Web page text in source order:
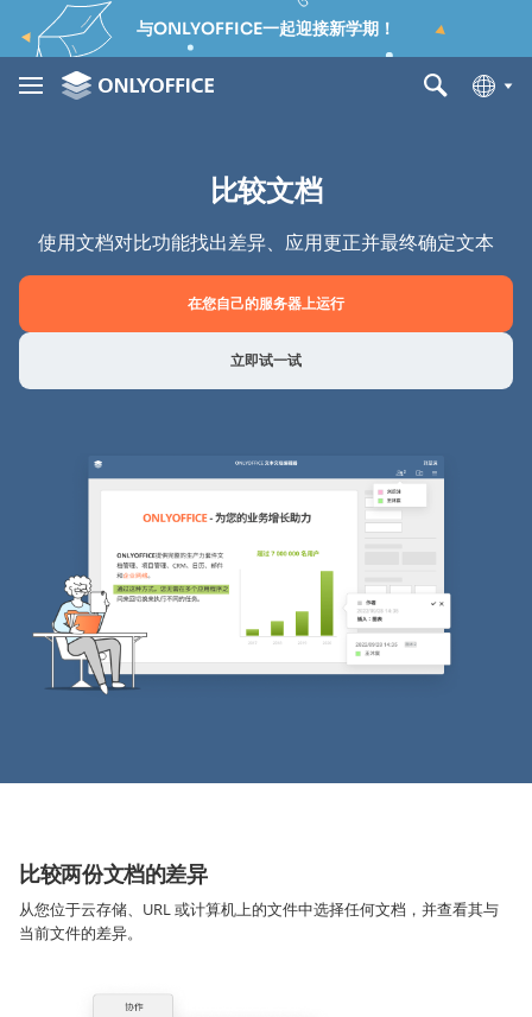
与ONLYOFFICE一起迎接新学期！
比较文档
使用文档对比功能找出差异、应用更正并最终确定文本
在您自己的服务器上运行
立即试一试
比较两份文档的差异
从您位于云存储、URL 或计算机上的文件中选择任何文档，并查看其与
当前文件的差异。